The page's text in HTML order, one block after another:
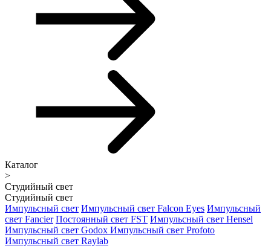
Каталог
>
Студийный свет
Студийный свет
Импульсный свет Импульсный свет Falcon Eyes Импульсный
свет Fancier Постоянный свет FST Импульсный свет Hensel
Импульсный свет Godox Импульсный свет Profoto
Импульсный свет Raylab